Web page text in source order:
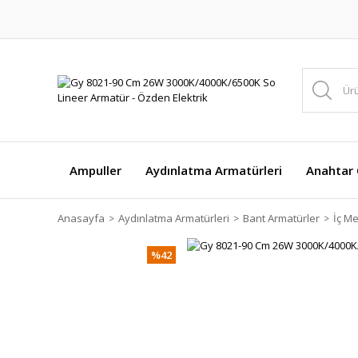
Ampuller Aydınlatma Armatürleri Anahtar
Anasayfa Aydınlatma Armatürleri Bant Armatürler İç
%42